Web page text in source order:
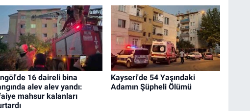
16 daireli bina
alev alev yandı:
mahsur kalanları
Kayseri'de 54 Yaşındaki
Adamın Şüpheli Ölümü